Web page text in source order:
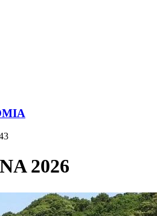
2026